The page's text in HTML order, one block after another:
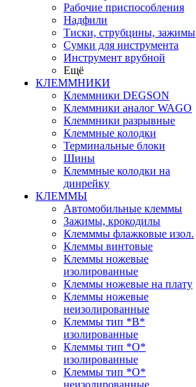
Рабочие приспособления
Надфили
Тиски, струбцины, зажимы
Сумки для инструмента
Инструмент врубной
Ещё
КЛЕММНИКИ
Клеммники DEGSON
Клеммники аналог WAGO
Клеммники разрывные
Клеммные колодки
Терминальные блоки
Шины
Клеммные колодки на
динрейку
КЛЕММЫ
Автомобильные клеммы
Зажимы, крокодилы
Клемммы флажковые изол.
Клеммы винтовые
Клеммы ножевые
изолированные
Клеммы ножевые на плату
Клеммы ножевые
неизолированные
Клеммы тип *B*
изолированные
Клеммы тип *O*
изолированные
Клеммы тип *O*
неизолированные